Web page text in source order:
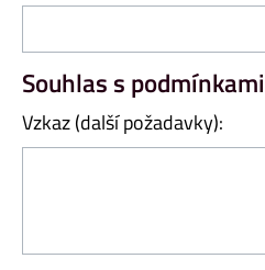
Souhlas s
Vzkaz (další požadavky):